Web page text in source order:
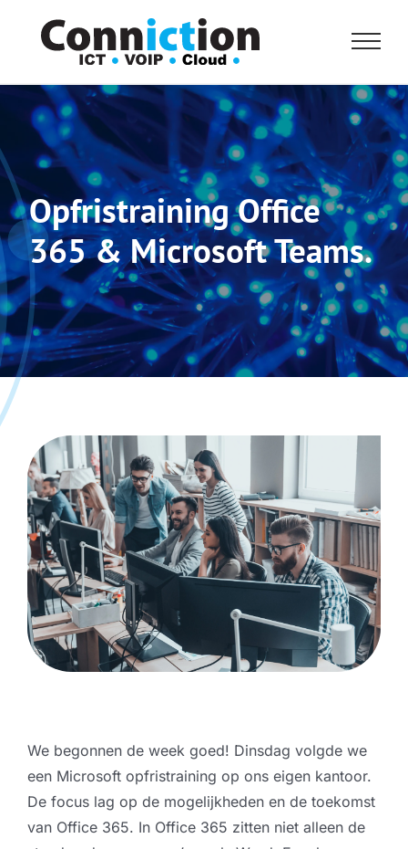
Opfristraining Office
365 & Microsoft Teams.
We begonnen de week goed! Dinsdag volgde we
een Microsoft opfristraining op ons eigen kantoor.
De focus lag op de mogelijkheden en de toekomst
van Office 365. In Office 365 zitten niet alleen de